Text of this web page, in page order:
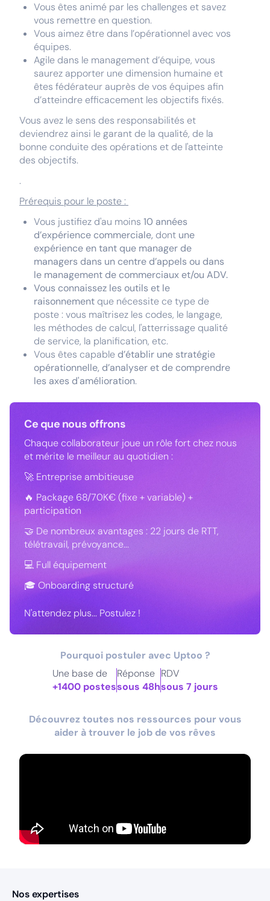
Vous êtes animé par les challenges et savez
vous remettre en question.
Vous aimez être dans l’opérationnel avec vos
équipes.
Agile dans le management d’équipe, vous
saurez apporter une dimension humaine et
êtes fédérateur auprès de vos équipes afin
d’atteindre efficacement les objectifs fixés.
Vous avez le sens des responsabilités et
deviendrez ainsi le garant de la qualité, de la
bonne conduite des opérations et de l'atteinte
des objectifs.
.
Prérequis pour le poste :
Vous justifiez d'au moins 10 années
d’expérience commerciale, dont une
expérience en tant que manager de
managers dans un centre d’appels ou dans
le management de commerciaux et/ou ADV.
Vous connaissez les outils et le
raisonnement que nécessite ce type de
poste : vous maîtrisez les codes, le langage,
les méthodes de calcul, l'atterrissage qualité
de service, la planification, etc.
Vous êtes capable d’établir une stratégie
opérationnelle, d’analyser et de comprendre
les axes d'amélioration.
Ce que nous offrons
Chaque collaborateur joue un rôle fort chez nous
et mérite le meilleur au quotidien :
🚀 Entreprise ambitieuse
🔥 Package 68/70K€ (fixe + variable) +
participation
🤝 De nombreux avantages : 22 jours de RTT,
télétravail, prévoyance...
💻 Full équipement
🎓 Onboarding structuré
N'attendez plus... Postulez !
Pourquoi postuler avec Uptoo ?
Une base de
+1400 postes
Réponse
sous 48h
RDV
sous 7 jours
Découvrez toutes nos ressources pour vous
aider à trouver le job de vos rêves
Nos expertises